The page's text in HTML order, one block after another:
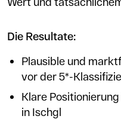
Die Resultate:
Plausible und
vor der 5*-
Klare
in Ischgl